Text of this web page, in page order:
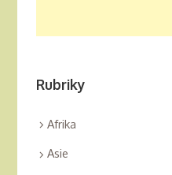
Rubriky
Afrika
Asie